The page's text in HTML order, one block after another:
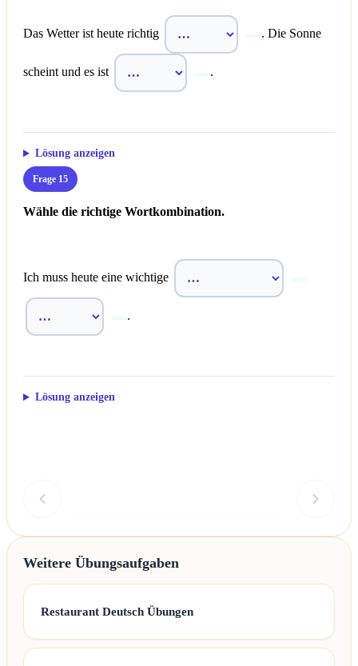
Das Wetter ist heute richtig . Die Sonne
scheint und es ist .
Lösung anzeigen
Frage 15
Wähle die richtige Wortkombination.
Ich muss heute eine wichtige
.
Lösung anzeigen
Weitere Übungsaufgaben
Restaurant Deutsch Übungen